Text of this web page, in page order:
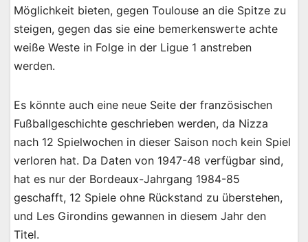
Möglichkeit bieten, gegen Toulouse an die Spitze zu
steigen, gegen das sie eine bemerkenswerte achte
weiße Weste in Folge in der Ligue 1 anstreben
werden.
Es könnte auch eine neue Seite der französischen
Fußballgeschichte geschrieben werden, da Nizza
nach 12 Spielwochen in dieser Saison noch kein Spiel
verloren hat. Da Daten von 1947-48 verfügbar sind,
hat es nur der Bordeaux-Jahrgang 1984-85
geschafft, 12 Spiele ohne Rückstand zu überstehen,
und Les Girondins gewannen in diesem Jahr den
Titel.